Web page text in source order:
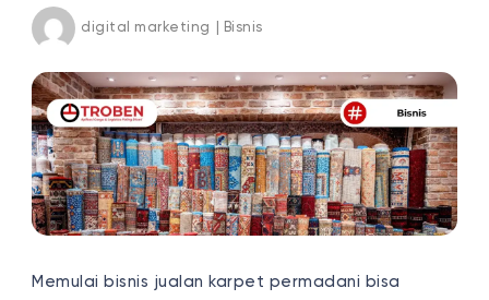
digital marketing Bisnis
Memulai bisnis jualan karpet permadani bisa